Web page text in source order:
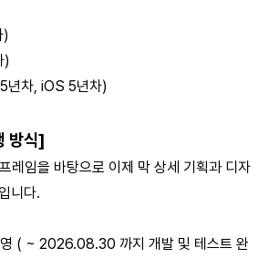
)
)
차, iOS 5년차)
방식]
레임을 바탕으로 이제 막 상세 기획과 디자
니다.
( ~ 2026.08.30 까지 개발 및 테스트 완